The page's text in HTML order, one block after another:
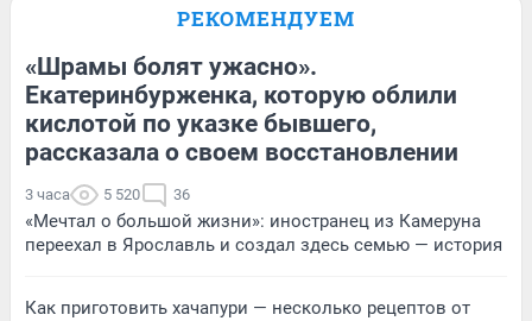
РЕКОМЕНДУЕМ
«Шрамы болят ужасно».
Екатеринбурженка, которую облили
кислотой по указке бывшего,
рассказала о своем восстановлении
3 часа 5 520 36
«Мечтал о большой жизни»: иностранец из Камеруна
переехал в Ярославль и создал здесь семью — история
Как приготовить хачапури — несколько рецептов от